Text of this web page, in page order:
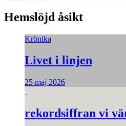
Hemslöjd åsikt
Krönika
Livet i linjen
25 maj 2026
rekordsiffran vi